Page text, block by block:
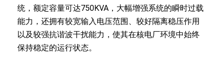
统，额定容量可达750KVA，大幅增强系统的瞬时过载
能力，还拥有较宽输入电压范围、较好隔离稳压作用
以及较强抗谐波干扰能力，使其在核电厂环境中始终
保持稳定的运行状态。